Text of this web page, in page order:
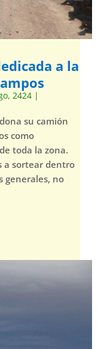
a la
2424|
su camión
como
toda la zona.
a sortear dentro
generales, no